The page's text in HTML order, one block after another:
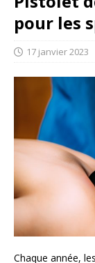
pour les
17 janvier 2023
Chaque année,